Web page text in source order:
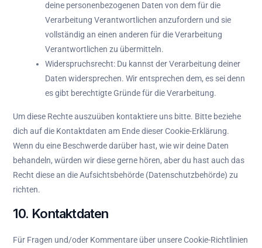
deine personenbezogenen Daten von dem für die
Verarbeitung Verantwortlichen anzufordern und sie
vollständig an einen anderen für die Verarbeitung
Verantwortlichen zu übermitteln.
Widerspruchsrecht: Du kannst der Verarbeitung deiner
Daten widersprechen. Wir entsprechen dem, es sei denn
es gibt berechtigte Gründe für die Verarbeitung.
Um diese Rechte auszuüben kontaktiere uns bitte. Bitte beziehe
dich auf die Kontaktdaten am Ende dieser Cookie-Erklärung.
Wenn du eine Beschwerde darüber hast, wie wir deine Daten
behandeln, würden wir diese gerne hören, aber du hast auch das
Recht diese an die Aufsichtsbehörde (Datenschutzbehörde) zu
richten.
10. Kontaktdaten
Für Fragen und/oder Kommentare über unsere Cookie-Richtlinien